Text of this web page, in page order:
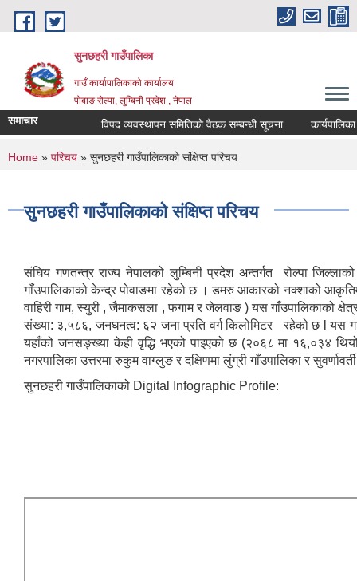
Skip to main content
सुनछहरी गाउँपालिका
गाउँ कार्यापालिकाको कार्यालय
पोबाङ रोल्पा, लुम्बिनी प्रदेश , नेपाल
समाचार विपद व्यवस्थापन समितिको वैठक सम्बन्धी सूचना कार्यपालिका
You are here
Home » परिचय » सुनछहरी गाउँपालिकाको संक्षिप्त परिचय
सुनछहरी गाउँपालिकाको संक्षिप्त परिचय
संघिय गणतन्त्र राज्य नेपालको लुम्बिनी प्रदेश अन्तर्गत रोल्पा
गाँउपालिकाको केन्द्र पोवाङमा रहेको छ । डमरु आकारको नक्शाको
वाहिरी गाम, स्युरी , जैमाकसला , फगाम र जेलवाङ ) यस
संख्या: ३,५८६, जनघनत्व: ६२ जना प्रति वर्ग किलोमिटर रहेको छ l यस
यहाँको जनसङ्ख्या केही वृद्धि भएको पाइएको छ (२०६८ मा १६,०३४
नगरपालिका उत्तरमा रुकुम वाग्लुङ र दक्षिणमा लुंग्री गाँउपालिका र
सुनछहरी गाउँपालिकाको Digital Infographic Profile: